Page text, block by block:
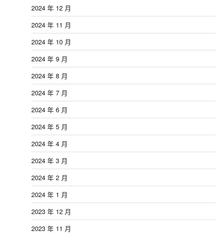
2024 年 12 月
2024 年 11 月
2024 年 10 月
2024 年 9 月
2024 年 8 月
2024 年 7 月
2024 年 6 月
2024 年 5 月
2024 年 4 月
2024 年 3 月
2024 年 2 月
2024 年 1 月
2023 年 12 月
2023 年 11 月